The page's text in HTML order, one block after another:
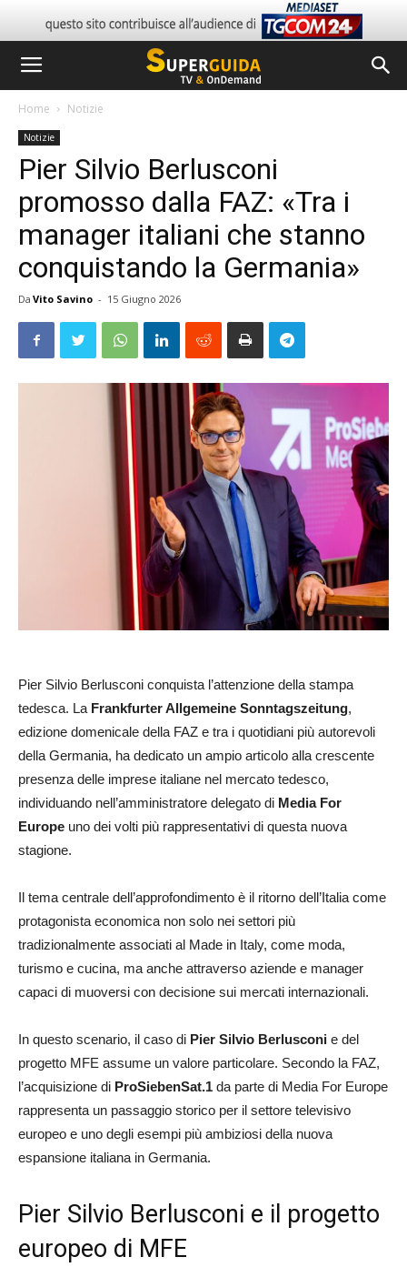
Home Notizie
Notizie
Pier Silvio Berlusconi
promosso dalla FAZ: «Tra i
manager italiani che stanno
conquistando la Germania»
Da Vito Savino - 15 Giugno 2026
Pier Silvio Berlusconi conquista l’attenzione della stampa
tedesca. La Frankfurter Allgemeine Sonntagszeitung,
edizione domenicale della FAZ e tra i quotidiani più autorevoli
della Germania, ha dedicato un ampio articolo alla crescente
presenza delle imprese italiane nel mercato tedesco,
individuando nell’amministratore delegato di Media For
Europe uno dei volti più rappresentativi di questa nuova
stagione.
Il tema centrale dell’approfondimento è il ritorno dell’Italia come
protagonista economica non solo nei settori più
tradizionalmente associati al Made in Italy, come moda,
turismo e cucina, ma anche attraverso aziende e manager
capaci di muoversi con decisione sui mercati internazionali.
In questo scenario, il caso di Pier Silvio Berlusconi e del
progetto MFE assume un valore particolare. Secondo la FAZ,
l’acquisizione di ProSiebenSat.1 da parte di Media For Europe
rappresenta un passaggio storico per il settore televisivo
europeo e uno degli esempi più ambiziosi della nuova
espansione italiana in Germania.
Pier Silvio Berlusconi e il progetto
europeo di MFE